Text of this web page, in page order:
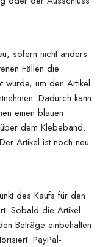
sofern nicht anders
Fällen die
wurde, um den Artikel
Dadurch kann
einen blauen
dem Klebeband.
Artikel ist noch neu
des Kaufs für den
Sobald die Artikel
Beträge einbehalten
PayPal-